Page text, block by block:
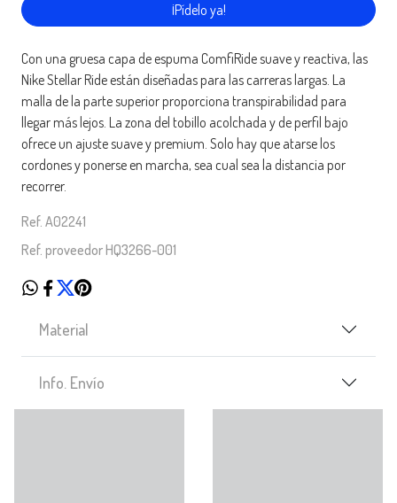
¡Pídelo ya!
Con una gruesa capa de espuma ComfiRide suave y reactiva, las
Nike Stellar Ride están diseñadas para las carreras largas. La
malla de la parte superior proporciona transpirabilidad para
llegar más lejos. La zona del tobillo acolchada y de perfil bajo
ofrece un ajuste suave y premium. Solo hay que atarse los
cordones y ponerse en marcha, sea cual sea la distancia por
recorrer.
Ref. A02241
Ref. proveedor HQ3266-001
Material
Info. Envío